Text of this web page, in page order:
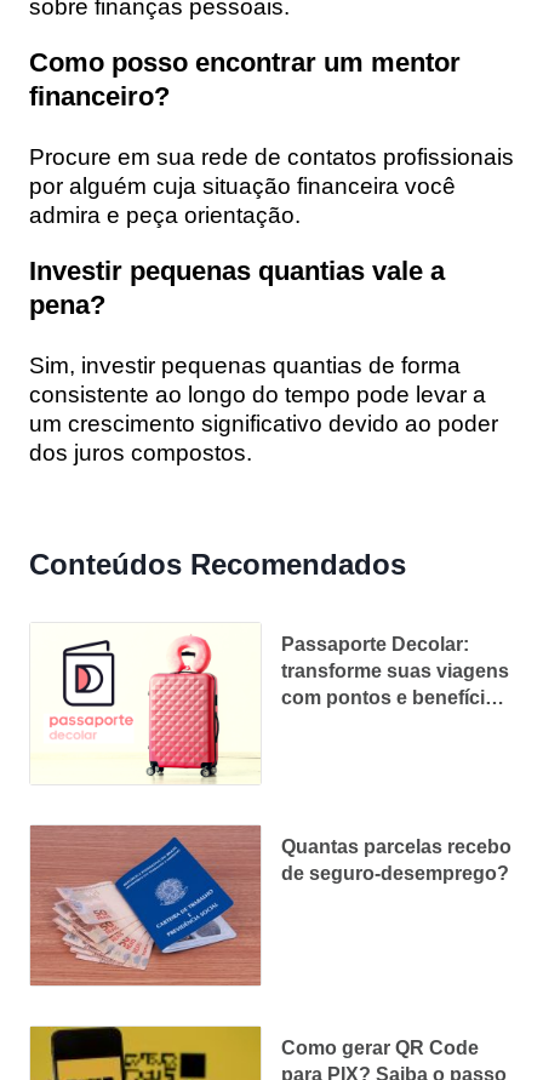
sobre finanças pessoais.
Como posso encontrar um mentor
financeiro?
Procure em sua rede de contatos profissionais
por alguém cuja situação financeira você
admira e peça orientação.
Investir pequenas quantias vale a
pena?
Sim, investir pequenas quantias de forma
consistente ao longo do tempo pode levar a
um crescimento significativo devido ao poder
dos juros compostos.
Conteúdos Recomendados
Passaporte Decolar:
transforme suas viagens
com pontos e benefícios
Quantas parcelas recebo
de seguro-desemprego?
Como gerar QR Code
para PIX? Saiba o passo